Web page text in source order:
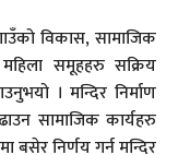
विकास, सामाजिक
समूहहरु सक्रिय
। मन्दिर निर्माण
सामाजिक कार्यहरु
बसेर निर्णय गर्न मन्दिर